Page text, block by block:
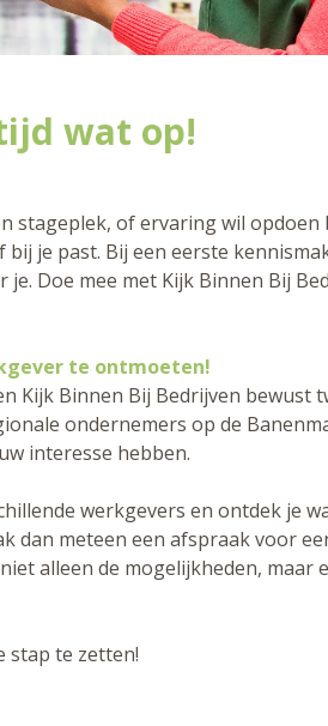
wat op!
stageplek, of ervaring wil opdoen
je past. Bij een eerste
Doe mee met Kijk Binnen Bij
te ontmoeten!
Kijk Binnen Bij Bedrijven bewust
ondernemers op de
interesse hebben.
werkgevers en ontdek je
dan meteen een afspraak voor
alleen de mogelijkheden, maar
stap te zetten!